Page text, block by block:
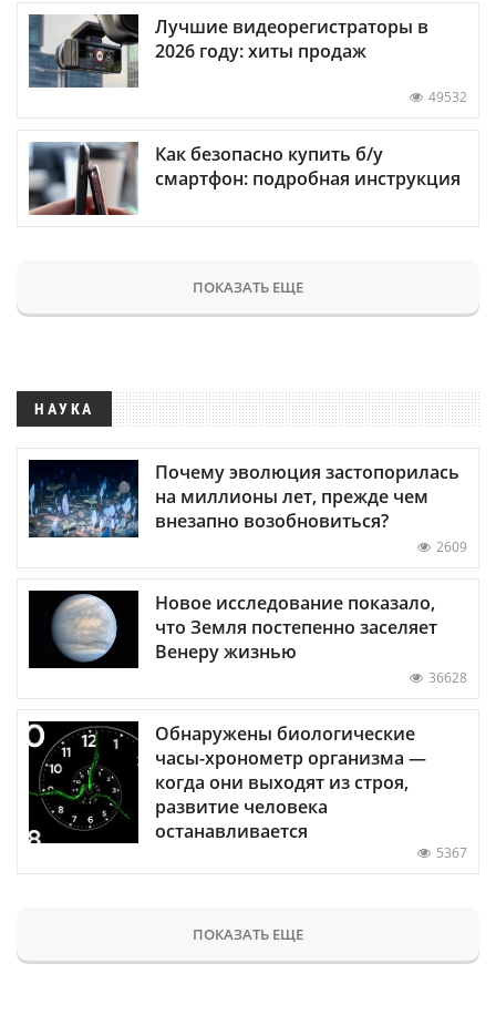
Лучшие видеорегистраторы в
2026 году: хиты продаж
49532
Как безопасно купить б/у
смартфон: подробная инструкция
ПОКАЗАТЬ ЕЩЕ
НАУКА
Почему эволюция застопорилась
на миллионы лет, прежде чем
внезапно возобновиться?
2609
Новое исследование показало,
что Земля постепенно заселяет
Венеру жизнью
36628
Обнаружены биологические
часы-хронометр организма —
когда они выходят из строя,
развитие человека
останавливается
5367
ПОКАЗАТЬ ЕЩЕ